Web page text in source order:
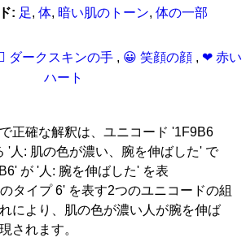
: 足, 体, 暗い肌のトーン, 体の一部
ダークスキンの手 , 😀 笑顔の顔 , ❤ 赤い
ハート
正確な解釈は、ユニコード '1F9B6
'人: 肌の色が濃い、腕を伸ばした' で
が '人: 腕を伸ばした' を表
タイプ 6' を表す2つのユニコードの組
により、肌の色が濃い人が腕を伸ば
されます。